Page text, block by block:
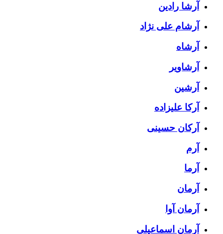
آرشا رادین
آرشام علی نژاد
آرشاه
آرشاویر
آرشین
آرکا علیزاده
آرکان حسینی
آرم
آرما
آرمان
آرمان آوا
آرمان اسماعیلی